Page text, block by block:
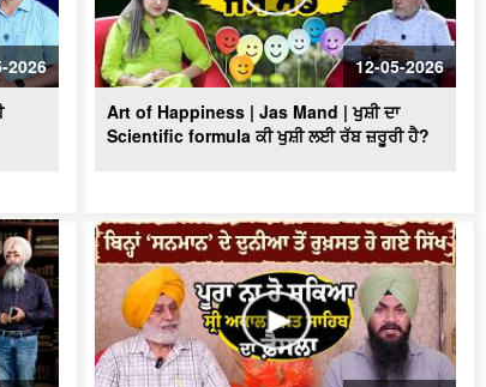
ਵਿਚਾਰ ਚਰਚਾ - ਸਾਬਕਾ Chief
ਦੇ ਬਿਆਨ 'ਤੇ ਮੱਚਿਆ ਹੜਕੰਪ
2026
12-05-2026
Art of Happiness | Jas Mand | ਖੁਸ਼ੀ ਦਾ
Scientific formula ਕੀ ਖੁਸ਼ੀ ਲਈ ਰੱਬ ਜ਼ਰੂਰੀ ਹੈ?